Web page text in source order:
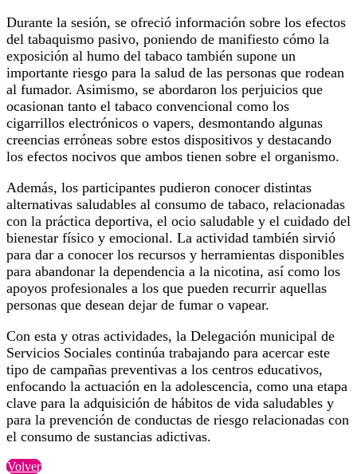
Durante la sesión, se ofreció información sobre los efectos
del tabaquismo pasivo, poniendo de manifiesto cómo la
exposición al humo del tabaco también supone un
importante riesgo para la salud de las personas que rodean
al fumador. Asimismo, se abordaron los perjuicios que
ocasionan tanto el tabaco convencional como los
cigarrillos electrónicos o vapers, desmontando algunas
creencias erróneas sobre estos dispositivos y destacando
los efectos nocivos que ambos tienen sobre el organismo.
Además, los participantes pudieron conocer distintas
alternativas saludables al consumo de tabaco, relacionadas
con la práctica deportiva, el ocio saludable y el cuidado del
bienestar físico y emocional. La actividad también sirvió
para dar a conocer los recursos y herramientas disponibles
para abandonar la dependencia a la nicotina, así como los
apoyos profesionales a los que pueden recurrir aquellas
personas que desean dejar de fumar o vapear.
Con esta y otras actividades, la Delegación municipal de
Servicios Sociales continúa trabajando para acercar este
tipo de campañas preventivas a los centros educativos,
enfocando la actuación en la adolescencia, como una etapa
clave para la adquisición de hábitos de vida saludables y
para la prevención de conductas de riesgo relacionadas con
el consumo de sustancias adictivas.
Volver